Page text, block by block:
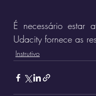
É necessário estar
Udacity fornece as
Instrutivo